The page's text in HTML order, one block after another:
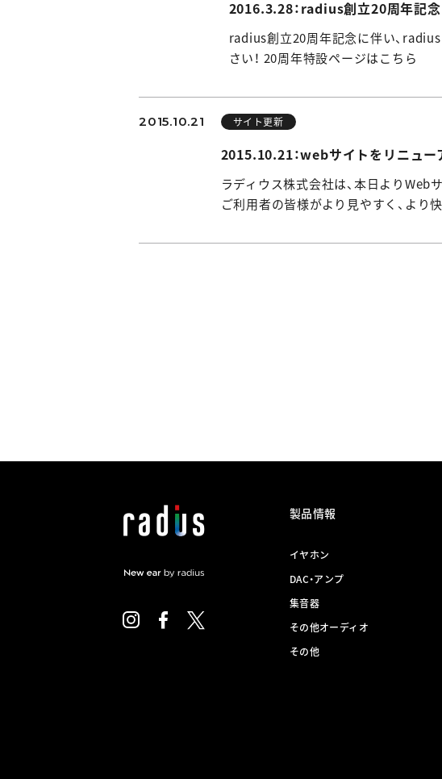
2016.3.28：radius創立20周年記
radius創立20周年記念に伴い、
さい！ 20周年特設ページはこちら
2015.10.21 サイト更新
2015.10.21：webサイトをリニュー
ラディウス株式会社は、本日よりWeb
ご利用者の皆様がより見やすく、よ
製品情報
イヤホン
DAC・アンプ
集音器
その他オーディオ
その他